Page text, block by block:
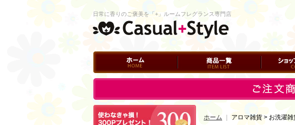
ホーム 商品一覧 ショップコ
日常に香りのご褒美を「+」ルームフレグランス専門店
ログイン ホーム アロマ雑貨 > お洗濯雑